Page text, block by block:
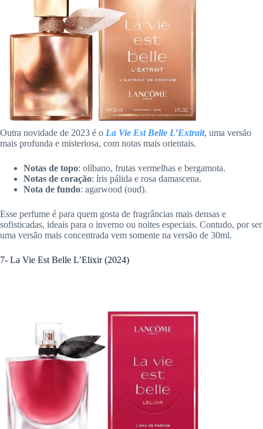
Outra novidade de 2023 é o La Vie Est Belle L’Extrait, uma versão
mais profunda e misteriosa, com notas mais orientais.
Notas de topo: olíbano, frutas vermelhas e bergamota.
Notas de coração: íris pálida e rosa damascena.
Nota de fundo: agarwood (oud).
Esse perfume é para quem gosta de fragrâncias mais densas e
sofisticadas, ideais para o inverno ou noites especiais. Contudo, por ser
uma versão mais concentrada vem somente na versão de 30ml.
7- La Vie Est Belle L’Elixir (2024)